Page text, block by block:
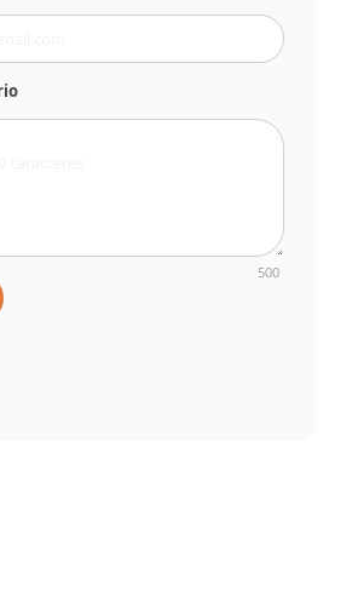
500